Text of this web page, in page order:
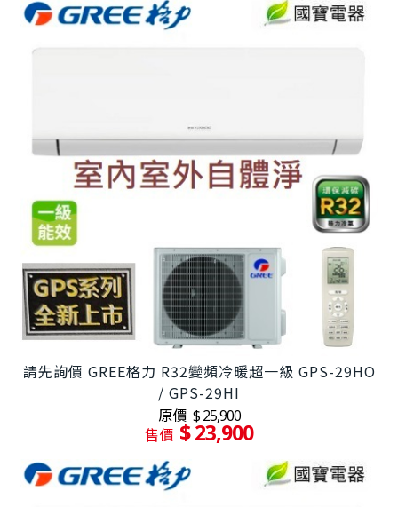
請先詢價 GREE格力 R32變頻冷暖超一級 GPS-29HO
/ GPS-29HI
原價 $ 25,900
售價 $ 23,900